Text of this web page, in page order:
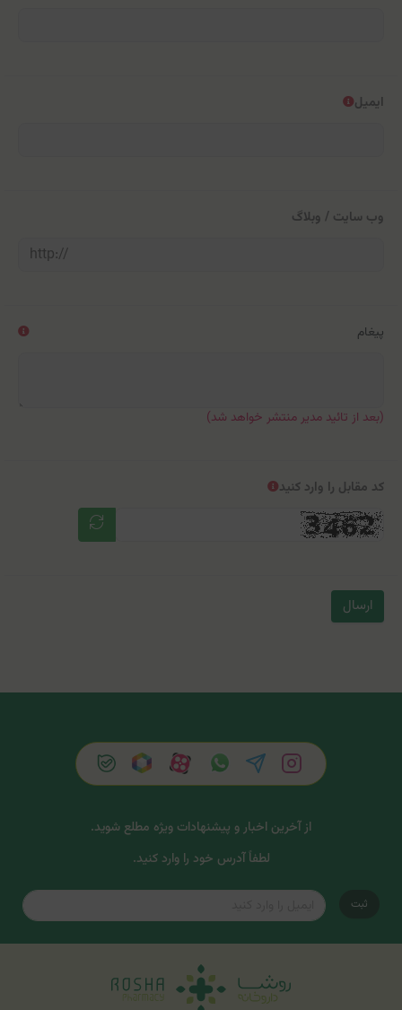
ایمیل
وب سایت / وبلاگ
پیغام
(بعد از تائید مدیر منتشر خواهد شد)
کد مقابل را وارد کنید
ارسال
از آخرین اخبار و پیشنهادات ویژه مطلع شوید.
لطفاً آدرس خود را وارد کنید.
ثبت